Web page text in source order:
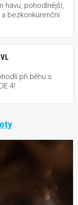
hávu, pohodlnější,
bezkonkurenční
při běhu s
4!